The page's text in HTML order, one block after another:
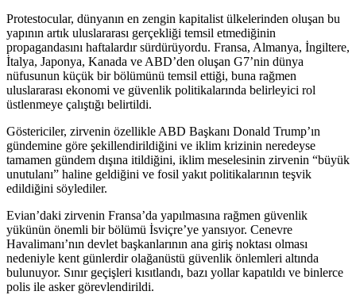
Protestocular, dünyanın en zengin kapitalist ülkelerinden oluşan bu
yapının artık uluslararası gerçekliği temsil etmediğinin
propagandasını haftalardır sürdürüyordu. Fransa, Almanya, İngiltere,
İtalya, Japonya, Kanada ve ABD’den oluşan G7’nin dünya
nüfusunun küçük bir bölümünü temsil ettiği, buna rağmen
uluslararası ekonomi ve güvenlik politikalarında belirleyici rol
üstlenmeye çalıştığı belirtildi.
Göstericiler, zirvenin özellikle ABD Başkanı Donald Trump’ın
gündemine göre şekillendirildiğini ve iklim krizinin neredeyse
tamamen gündem dışına itildiğini, iklim meselesinin zirvenin “büyük
unutulanı” haline geldiğini ve fosil yakıt politikalarının teşvik
edildiğini söylediler.
Evian’daki zirvenin Fransa’da yapılmasına rağmen güvenlik
yükünün önemli bir bölümü İsviçre’ye yansıyor. Cenevre
Havalimanı’nın devlet başkanlarının ana giriş noktası olması
nedeniyle kent günlerdir olağanüstü güvenlik önlemleri altında
bulunuyor. Sınır geçişleri kısıtlandı, bazı yollar kapatıldı ve binlerce
polis ile asker görevlendirildi.